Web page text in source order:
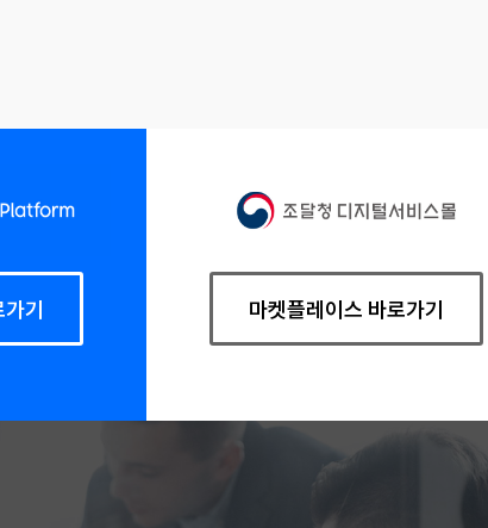
기 마켓플레이스 바로가기